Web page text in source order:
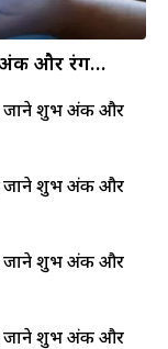
अंक और रंग…
जाने शुभ अंक और
जाने शुभ अंक और
जाने शुभ अंक और
जाने शुभ अंक और